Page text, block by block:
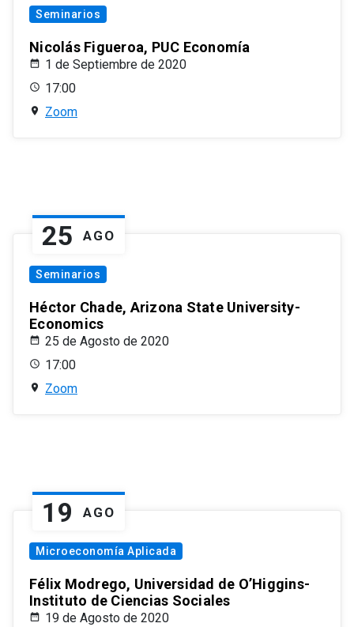
Seminarios
Nicolás Figueroa, PUC Economía
1 de Septiembre de 2020
17:00
Zoom
25 AGO
Seminarios
Héctor Chade, Arizona State University-
Economics
25 de Agosto de 2020
17:00
Zoom
19 AGO
Microeconomía Aplicada
Félix Modrego, Universidad de O’Higgins-
Instituto de Ciencias Sociales
19 de Agosto de 2020